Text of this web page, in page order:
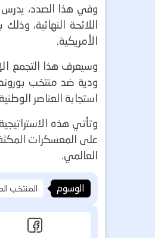
وفي هذا الصدد،
اللائحة النهائية،
الأمريكية.
وسيعرف هذا التجمع
ودية ضد منتخب
استجابة العناصر
على المعسكرات
العالمي.
الوسوم المنتخب